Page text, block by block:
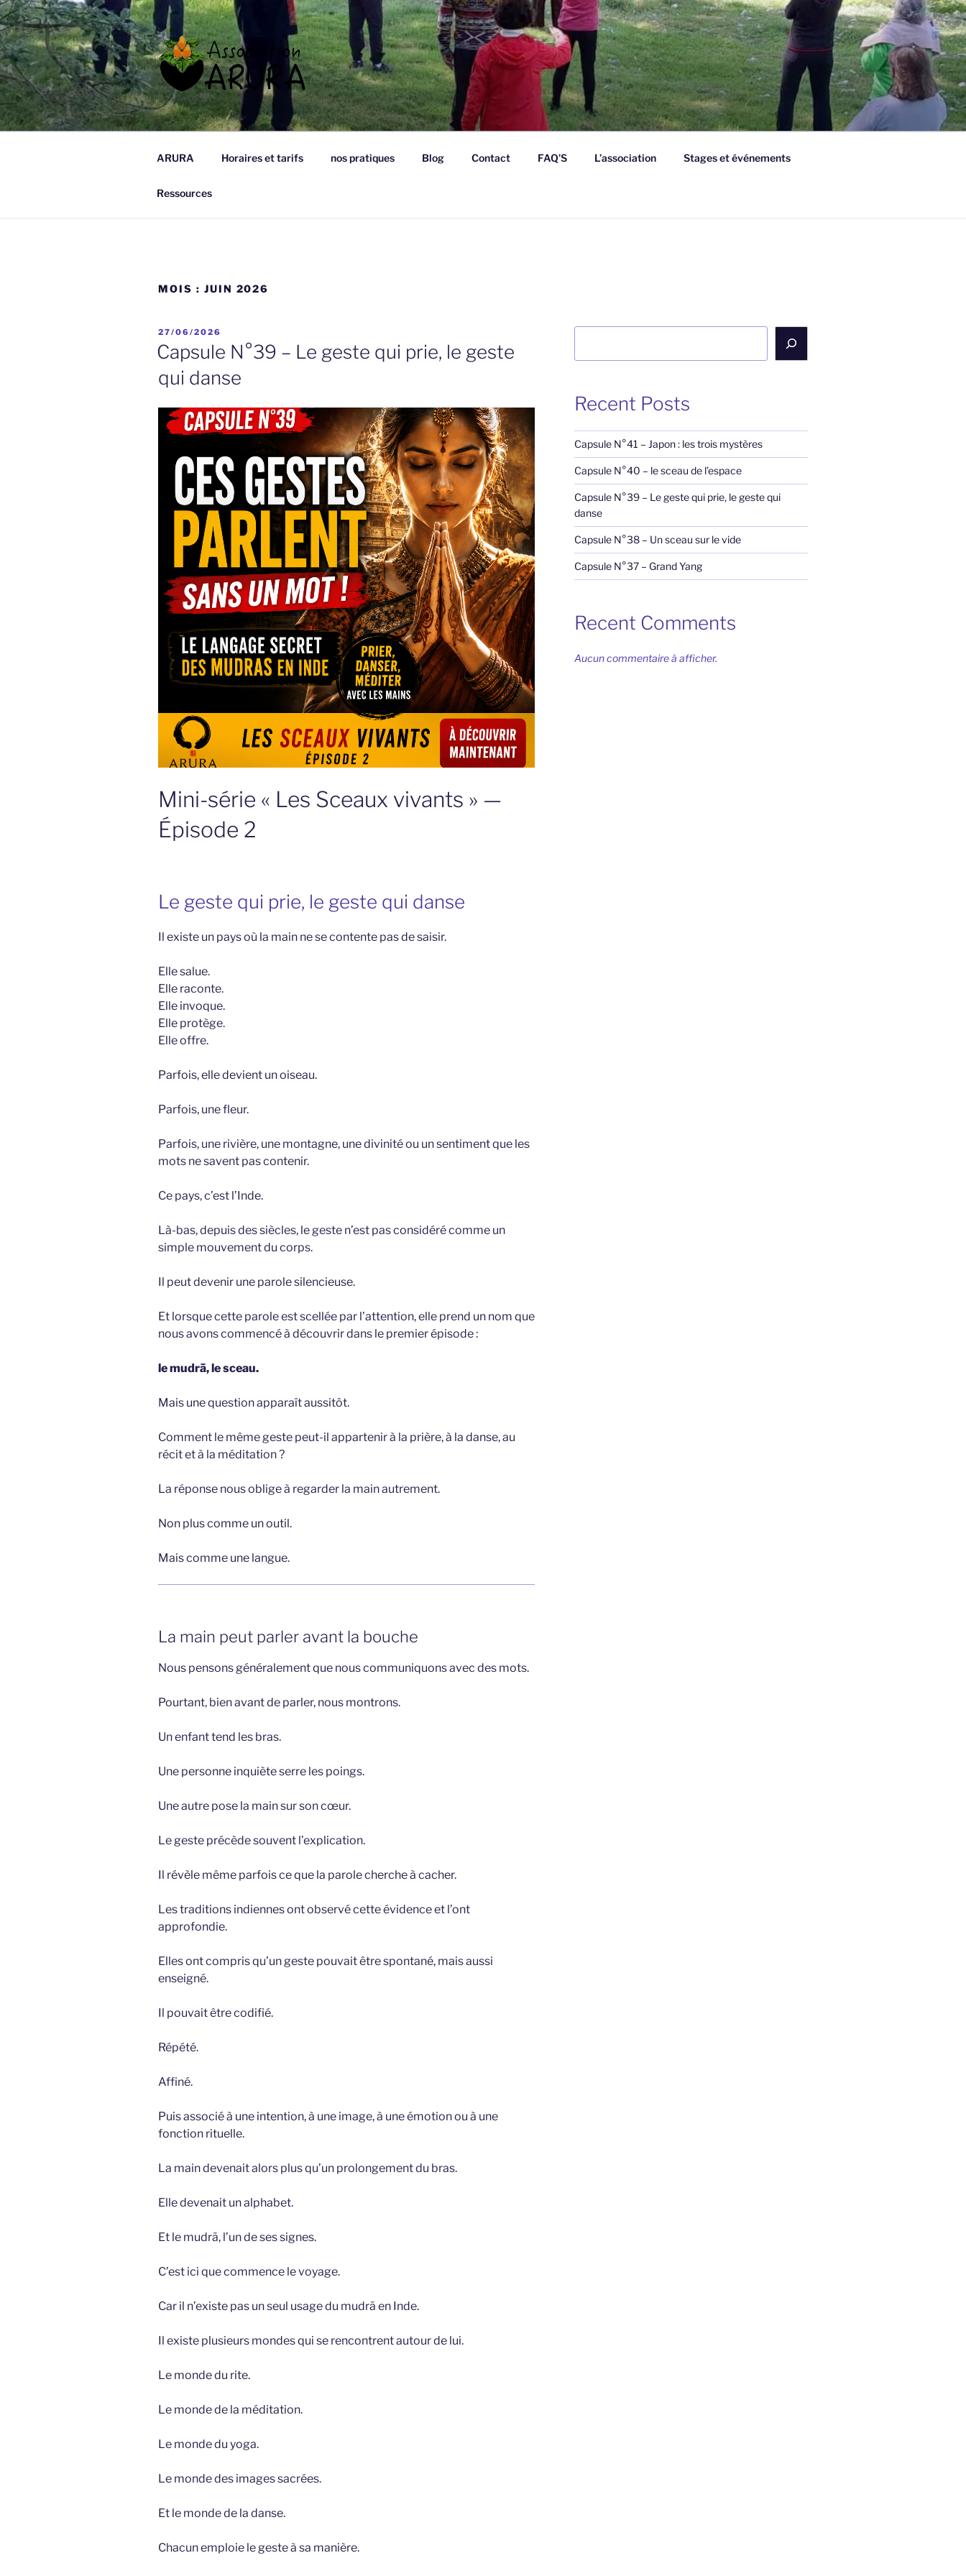
Aller
au
contenu
principal
ARURA
Qi Gong à Tours
ARURA Horaires et tarifs nos pratiques Blog Contact FAQ’S L’association Stages et événements
Ressources
MOIS : JUIN 2026
PUBLIÉ
LE
27/06/2026
Capsule N°39 – Le geste qui prie, le geste
qui danse
Mini-série « Les Sceaux vivants » —
Épisode 2
Le geste qui prie, le geste qui danse
Il existe un pays où la main ne se contente pas de saisir.
Elle salue.
Elle raconte.
Elle invoque.
Elle protège.
Elle offre.
Parfois, elle devient un oiseau.
Parfois, une fleur.
Parfois, une rivière, une montagne, une divinité ou un sentiment que les
mots ne savent pas contenir.
Ce pays, c’est l’Inde.
Là-bas, depuis des siècles, le geste n’est pas considéré comme un
simple mouvement du corps.
Il peut devenir une parole silencieuse.
Et lorsque cette parole est scellée par l’attention, elle prend un nom que
nous avons commencé à découvrir dans le premier épisode :
le mudrā, le sceau.
Mais une question apparaît aussitôt.
Comment le même geste peut-il appartenir à la prière, à la danse, au
récit et à la méditation ?
La réponse nous oblige à regarder la main autrement.
Non plus comme un outil.
Mais comme une langue.
La main peut parler avant la bouche
Nous pensons généralement que nous communiquons avec des mots.
Pourtant, bien avant de parler, nous montrons.
Un enfant tend les bras.
Une personne inquiète serre les poings.
Une autre pose la main sur son cœur.
Le geste précède souvent l’explication.
Il révèle même parfois ce que la parole cherche à cacher.
Les traditions indiennes ont observé cette évidence et l’ont
approfondie.
Elles ont compris qu’un geste pouvait être spontané, mais aussi
enseigné.
Il pouvait être codifié.
Répété.
Affiné.
Puis associé à une intention, à une image, à une émotion ou à une
fonction rituelle.
La main devenait alors plus qu’un prolongement du bras.
Elle devenait un alphabet.
Et le mudrā, l’un de ses signes.
C’est ici que commence le voyage.
Car il n’existe pas un seul usage du mudrā en Inde.
Il existe plusieurs mondes qui se rencontrent autour de lui.
Le monde du rite.
Le monde de la méditation.
Le monde du yoga.
Le monde des images sacrées.
Et le monde de la danse.
Chacun emploie le geste à sa manière.
Recent Posts
Capsule N°41 – Japon : les trois mystères
Capsule N°40 – le sceau de l’espace
Capsule N°39 – Le geste qui prie, le geste qui
danse
Capsule N°38 – Un sceau sur le vide
Capsule N°37 – Grand Yang
Recent Comments
Aucun commentaire à afficher.